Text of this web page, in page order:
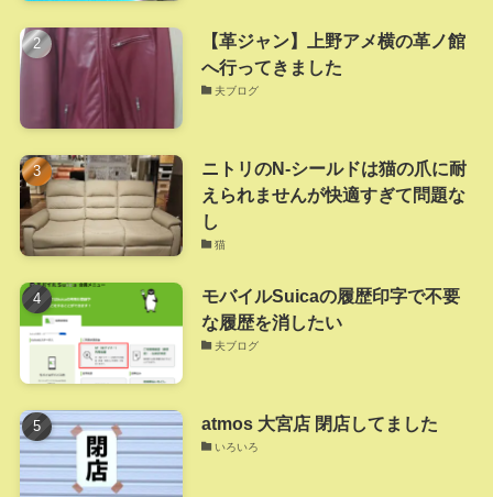
【革ジャン】上野アメ横の革ノ館
へ行ってきました
夫ブログ
ニトリのN-シールドは猫の爪に耐
えられませんが快適すぎて問題な
し
猫
モバイルSuicaの履歴印字で不要
な履歴を消したい
夫ブログ
atmos 大宮店 閉店してました
いろいろ